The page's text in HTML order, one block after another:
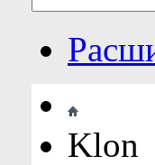
Klon